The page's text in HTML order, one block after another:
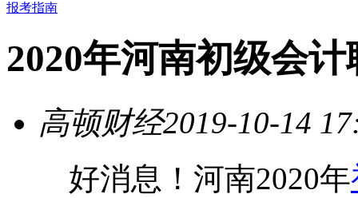
报考指南
2020年河南初级会
高顿财经2019-10-14
好消息！河南2020年